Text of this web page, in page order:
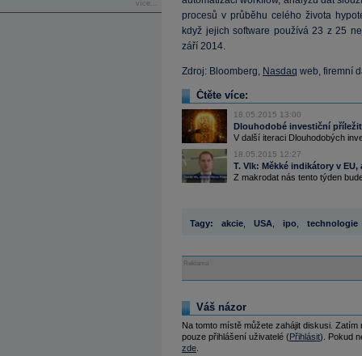
více...
procesů v průběhu celého života
když jejich software používá 23 z 25
září 2014.
Zdroj: Bloomberg, Nasdaq web, firemní
Čtěte více:
18.05.2015 13:00
Dlouhodobé investiční
V další iteraci Dlouhodobých
18.05.2015 12:27
T. Vlk: Měkké indikátory v
Z makrodat nás tento týden
Tagy: akcie USA ipo technologie
Reklama
Váš názor
Na tomto místě můžete zahájit diskusi.
pouze přihlášení uživatelé (Přihlásit). Pokud
zde